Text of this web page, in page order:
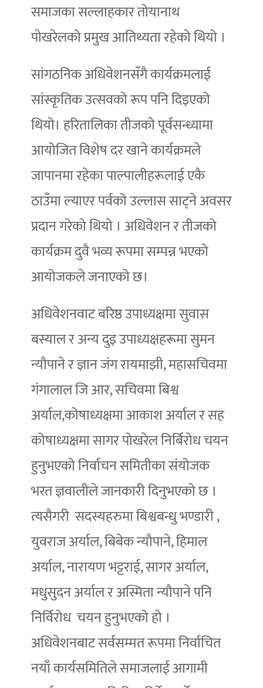
समाजका सल्लाहकार तोयानाथ
पोखरेलको प्रमुख आतिथ्यता रहेको थियो ।
सांगठनिक अधिवेशनसँगै कार्यक्रमलाई
सांस्कृतिक उत्सवको रूप पनि दिइएको
थियो। हरितालिका तीजको पूर्वसन्ध्यामा
आयोजित विशेष दर खाने कार्यक्रमले
जापानमा रहेका पाल्पालीहरूलाई एकै
ठाउँमा ल्याएर पर्वको उल्लास साट्ने अवसर
प्रदान गरेको थियो । अधिवेशन र तीजको
कार्यक्रम दुवै भव्य रूपमा सम्पन्न भएको
आयोजकले जनाएको छ।
अधिवेशनवाट बरिष्ठ उपाध्यक्षमा सुवास
बस्याल र अन्य दुइ उपाध्यक्षहरूमा सुमन
न्यौपाने र ज्ञान जंग रायमाझी, महासचिवमा
गंगालाल जि आर, सचिवमा बिश्व
अर्याल,कोषाध्यक्षमा आकाश अर्याल र सह
कोषाध्यक्षमा सागर पोखरेल निर्बिरोध चयन
हुनुभएको निर्वाचन समितीका संयोजक
भरत ज्ञवालीले जानकारी दिनुभएको छ ।
त्यसैगरी सदस्यहरुमा बिश्वबन्धु भण्डारी ,
युवराज अर्याल, बिबेक न्यौपाने, हिमाल
अर्याल, नारायण भट्टराई, सागर अर्याल,
मधुसुदन अर्याल र अस्मिता न्यौपाने पनि
निर्विरोध चयन हुनुभएको हो ।
अधिवेशनबाट सर्वसम्मत रूपमा निर्वाचित
नयाँ कार्यसमितिले समाजलाई आगामी